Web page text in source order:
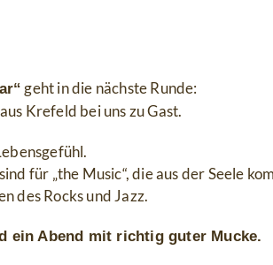
geht in die nächste Runde:
aus Krefeld bei uns zu Gast.
für „the Music“, die aus der Seele
des Rocks und Jazz.
ein Abend mit richtig guter Mucke.